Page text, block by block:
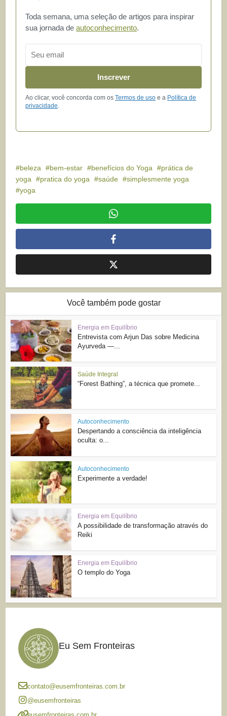
Toda semana, uma seleção de artigos para inspirar
sua jornada deautoconhecimento.
Inscrever
Ao clicar, você concorda com osTermos de uso e a Política de
privacidade
beleza bem-estar benefícios do Yoga
prática de
yoga
pratica do yoga saúde
simplesmente yoga
yoga
Você também pode gostar
Energia em Equilíbrio
Entrevista com Arjun Das sobre Medicina
Ayurveda —...
Saúde Integral
“Forest Bathing”, a técnica que promete...
Autoconhecimento
Despertando a consciência da inteligência
oculta: o...
Autoconhecimento
Experimente a verdade!
Energia em Equilíbrio
A possibilidade de transformação através do
Reiki
Energia em Equilíbrio
O templo do Yoga
Eu Sem Fronteiras
contato@eusemfronteiras.com.br
@eusemfronteiras